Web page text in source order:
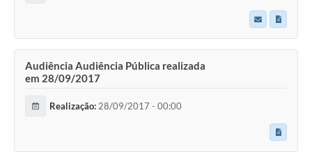
Audiência Audiência Pública realizada
em 28/09/2017
Realização: 28/09/2017 - 00:00